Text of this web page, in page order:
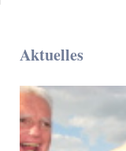
Aktuelles